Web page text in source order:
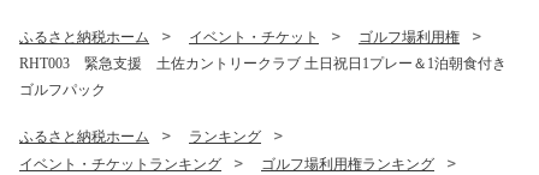
ふるさと納税ホーム イベント・チケット
ゴルフ場利用権
RHT003 緊急支援 土佐カントリークラブ 土日祝日1プレー＆1泊朝食付き
ゴルフパック
ふるさと納税ホーム
ランキング
イベント・チケットランキング
ゴルフ場利用権ランキング